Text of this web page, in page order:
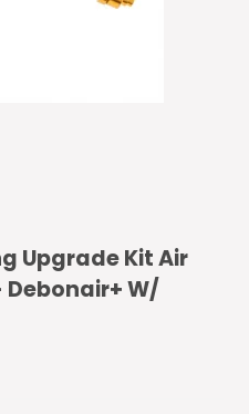
Upgrade Kit Air
Debonair+ W/